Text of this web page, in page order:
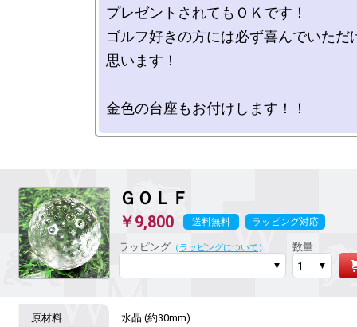
プレゼントされてもＯＫです！
ゴルフ好きの方には必ず喜んでいただ
思います！
ＧＯＬＦ
￥9,800 送料無料 ラッピング対応
ラッピング （ ラッピングについて ） 数量
水晶 (約30mm)